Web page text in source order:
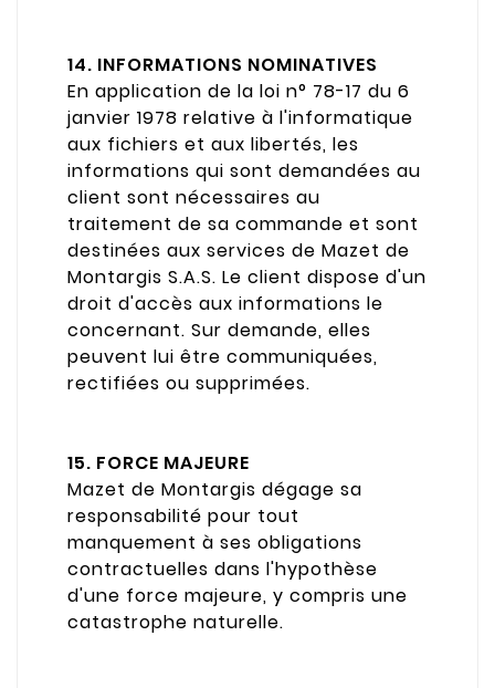
14. INFORMATIONS NOMINATIVES
En application de la loi n° 78-17 du 6
janvier 1978 relative à l'informatique
aux fichiers et aux libertés, les
informations qui sont demandées au
client sont nécessaires au
traitement de sa commande et sont
destinées aux services de Mazet de
Montargis S.A.S. Le client dispose d'un
droit d'accès aux informations le
concernant. Sur demande, elles
peuvent lui être communiquées,
rectifiées ou supprimées.
15. FORCE MAJEURE
Mazet de Montargis dégage sa
responsabilité pour tout
manquement à ses obligations
contractuelles dans l'hypothèse
d'une force majeure, y compris une
catastrophe naturelle.